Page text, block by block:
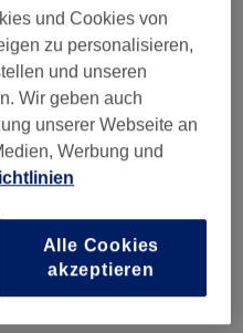
Nach Sternen filtern
damit du weißt, was
- super freundliches
und Cookies von
zu personalisieren,
und unseren
Wir geben auch
unserer Webseite an
Werbung und
Alle Cookies
akzeptieren